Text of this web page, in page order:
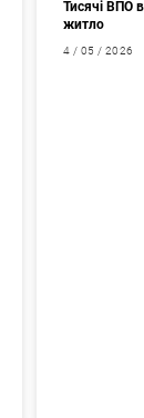
Тисячі ВПО
житло
4 / 05 / 2026